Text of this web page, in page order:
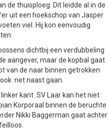
de thuisploeg. Dit leidde al in de
uit een hoekschop van Jasper
viel. Hij kon eenvoudig
dichtbij een verdubbeling
aangever, maar de kopbal gaat
van de naar binnen getrokken
net naast gaan.
kant. SV Laar kan het niet
Korporaal binnen de beruchte
Nikki Baggerman gaat achter